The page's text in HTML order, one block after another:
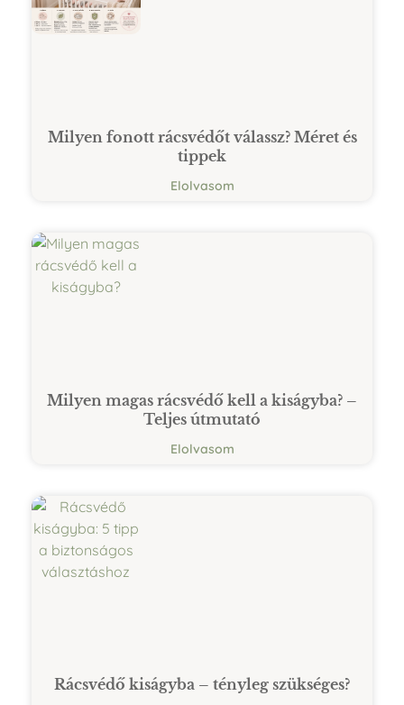
Milyen fonott rácsvédőt válassz? Méret és
tippek
Elolvasom
Milyen magas rácsvédő kell a kiságyba? –
Teljes útmutató
Elolvasom
Rácsvédő kiságyba – tényleg szükséges?